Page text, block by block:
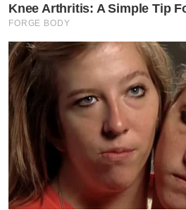
Knee Arthritis: A Simple Tip
FORGE BODY